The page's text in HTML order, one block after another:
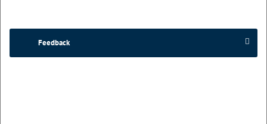
Feedback